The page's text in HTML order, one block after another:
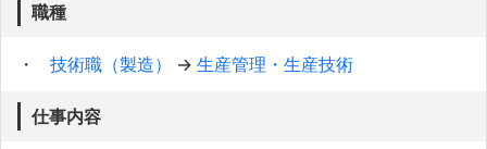
職種
技術職（製造） → 生産管理・生産技術
仕事内容